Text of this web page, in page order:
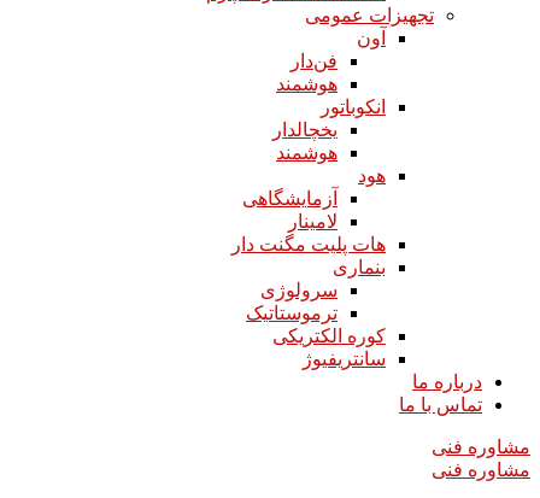
تجهیزات عمومی
آون
فن‌دار
هوشمند
انکوباتور
یخچالدار
هوشمند
هود
آزمایشگاهی
لامینار​​​​​​​
هات پلیت مگنت دار​​​​​​​
بنماری
سرولوژی
ترموستاتیک
کوره الکتریکی
سانتریفیوژ
درباره ما
تماس با ما
مشاوره فنی
مشاوره فنی